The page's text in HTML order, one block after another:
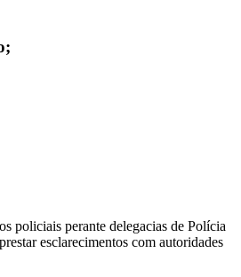
policiais perante delegacias de Polícia
esclarecimentos com autoridades